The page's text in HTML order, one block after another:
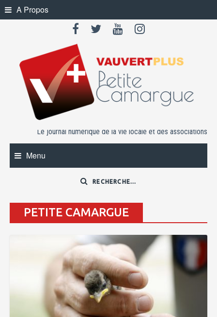
Skip
to
A Propos
Le journal numérique de la vie locale et des associations
Menu
PETITE CAMARGUE